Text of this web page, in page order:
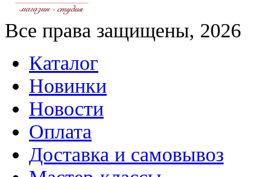
Все права защищены, 2026
Каталог
Новинки
Новости
Оплата
Доставка и самовывоз